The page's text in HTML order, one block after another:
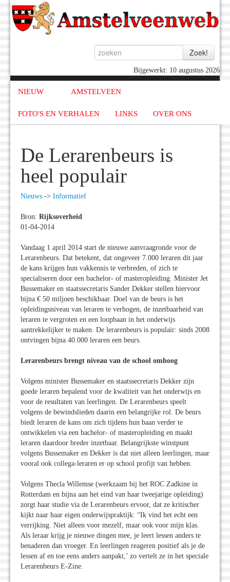
Bijgewerkt: 10 augustus 2026
NIEUW AMSTELVEEN
FOTO'S EN VERHALEN LINKS OVER ONS
De Lerarenbeurs is
heel populair
Nieuws -> Informatief
Bron: Rijksoverheid
01-04-2014
Vandaag 1 april 2014 start de nieuwe aanvraagronde voor de
Lerarenbeurs. Dat betekent, dat ongeveer 7.000 leraren dit jaar
de kans krijgen hun vakkennis te verbreden, of zich te
specialiseren door een bachelor- of masteropleiding. Minister Jet
Bussemaker en staatssecretaris Sander Dekker stellen hiervoor
bijna € 50 miljoen beschikbaar. Doel van de beurs is het
opleidingsniveau van leraren te verhogen, de inzetbaarheid van
leraren te vergroten en een loopbaan in het onderwijs
aantrekkelijker te maken. De lerarenbeurs is populair: sinds 2008
ontvingen bijna 40.000 leraren een beurs.
Lerarenbeurs brengt niveau van de school omhoog
Volgens minister Bussemaker en staatssecretaris Dekker zijn
goede leraren bepalend voor de kwaliteit van het onderwijs en
voor de resultaten van leerlingen. De Lerarenbeurs speelt
volgens de bewindslieden daarin een belangrijke rol. De beurs
biedt leraren de kans om zich tijdens hun baan verder te
ontwikkelen via een bachelor- of masteropleiding en maakt
leraren daardoor breder inzetbaar. Belangrijkste winstpunt
volgens Bussemaker en Dekker is dat niet alleen leerlingen, maar
vooral ook collega-leraren er op school profijt van hebben.
Volgens Thecla Willemse (werkzaam bij het ROC Zadkine in
Rotterdam en bijna aan het eind van haar tweejarige opleiding)
zorgt haar studie via de Lerarenbeurs ervoor, dat ze kritischer
kijkt naar haar eigen onderwijspraktijk: “Ik vind het echt een
verrijking. Niet alleen voor mezelf, maar ook voor mijn klas.
Als leraar krijg je nieuwe dingen mee, je leert lessen anders te
benaderen dan vroeger. En leerlingen reageren positief als je de
lessen af en toe eens anders aanpakt,’ zo vertelt ze in het speciale
Lerarenbeurs E-Zine.